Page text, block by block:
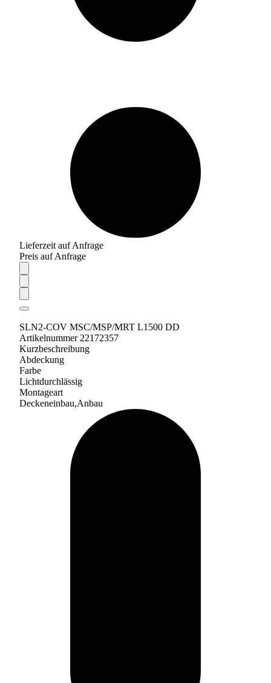
Lieferzeit auf Anfrage
Preis auf Anfrage
SLN2-COV MSC/MSP/MRT L1500 DD
Artikelnummer 22172357
Kurzbeschreibung
Abdeckung
Farbe
Lichtdurchlässig
Montageart
Deckeneinbau,Anbau